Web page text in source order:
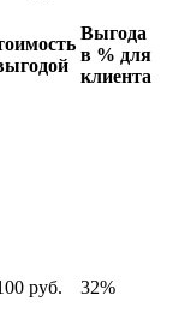
Выгода
в % для
клиента
руб. 32%